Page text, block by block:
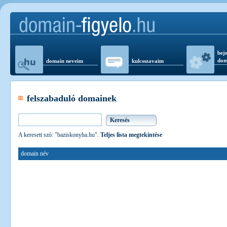
domain neveim kulcsszavaim
felszabaduló domainek
A keresett szó: "baziskonyha.hu". Teljes lista megtekintése
domain név